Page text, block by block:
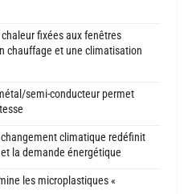
fixées aux fenêtres
chauffage et une climatisation
semi-conducteur permet
climatique redéfinit
la demande énergétique
les microplastiques «